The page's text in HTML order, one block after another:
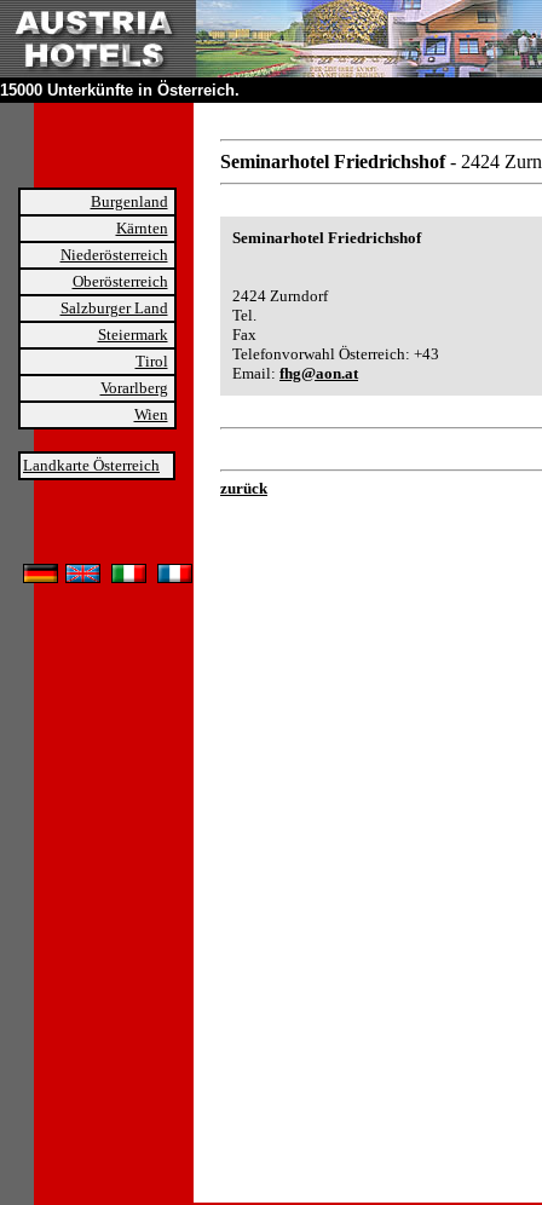
15000 Unterkünfte in Österreich.
Burgenland
Kärnten
Niederösterreich
Oberösterreich
Salzburger Land
Steiermark
Tirol
Vorarlberg
Wien
Landkarte Österreich
Seminarhotel Friedrichshof- 2424
Seminarhotel Friedrichshof
2424 Zurndorf
Tel.
Fax
Telefonvorwahl Österreich: +43
Email: fhg@aon.at
zurück